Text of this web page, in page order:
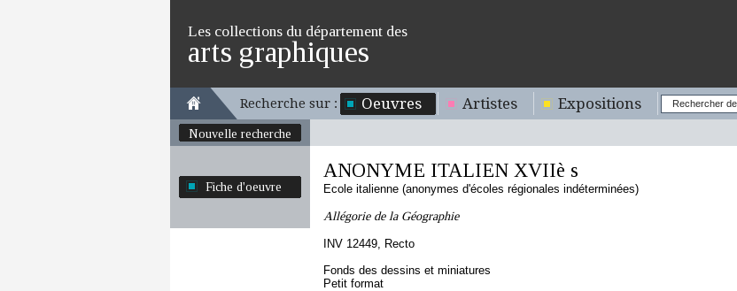
Les collections du département des
arts graphiques
Recherche sur : Oeuvres Artistes Expositions
Nouvelle recherche
Fiche d'oeuvre
ANONYME ITALIEN XVIIè s
Ecole italienne (anonymes d'écoles régionales indéterminées)
Allégorie de la Géographie
INV 12449, Recto
Fonds des dessins et miniatures
Petit format